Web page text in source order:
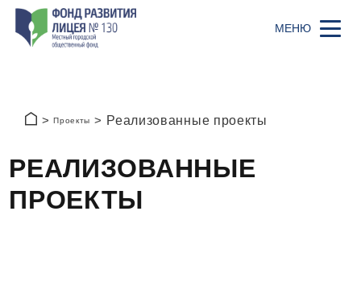
Проекты Реализованные проекты
РЕАЛИЗОВАННЫЕ
ПРОЕКТЫ